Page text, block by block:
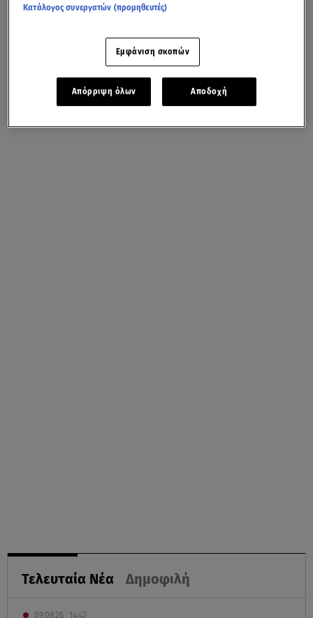
Τελευταία Νέα Δημοφιλή
09.08.26 , 14:42
Κατάλογος συνεργατών (προμηθευτές)
Εμφάνιση σκοπών
Απόρριψη όλων Αποδοχή